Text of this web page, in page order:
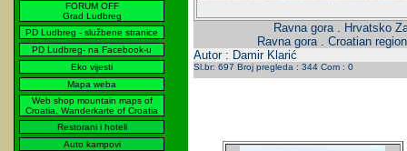
FORUM OFF
Grad Ludbreg
PD Ludbreg - službene stranice
PD Ludbreg- na Facebook-u
Eko vijesti
Mapa weba
Web shop mountain maps of
Croatia, Wanderkarte of Croatia
Restorani i hoteli
Auto kampovi
Ravna gora . Hrvatsko
Ravna gora . Croatian
Autor : Damir Klarić
Sl.br: 697 Broj pregleda : 344 Com : 0